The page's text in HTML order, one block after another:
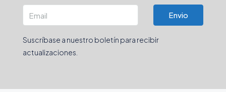
Envio
Suscríbase a nuestro boletín para recibir
actualizaciones.